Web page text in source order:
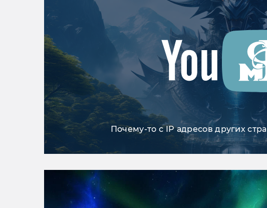
Почему-то с IP адресов других